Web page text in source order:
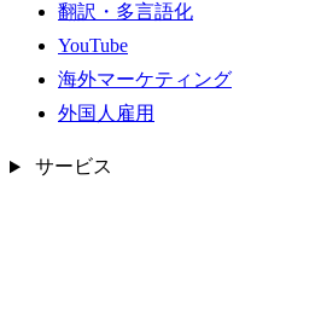
翻訳・多言語化
YouTube
海外マーケティング
外国人雇用
サービス